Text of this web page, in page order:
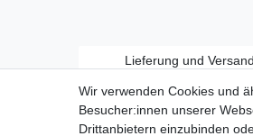
Lieferung und Versand
Wir verwenden Cookies und
Besucher:innen unserer
Drittanbietern einzubinden